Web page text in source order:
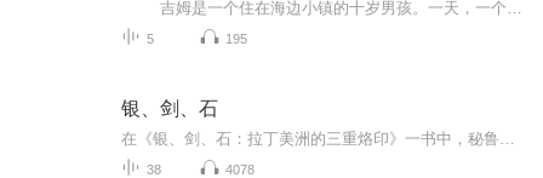
5 195
银、剑、石
38 4078